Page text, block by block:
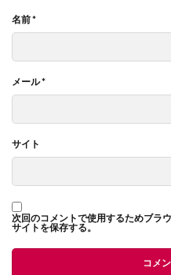
名前*
メール*
サイト
次回のコメントで使用するためブラ
サイトを保存する。